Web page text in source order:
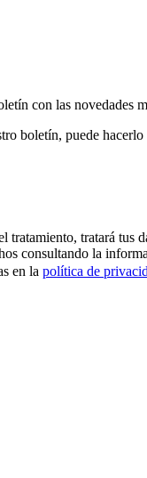
con las novedades
boletín, puede
tratará tus
consultando la
en la política de